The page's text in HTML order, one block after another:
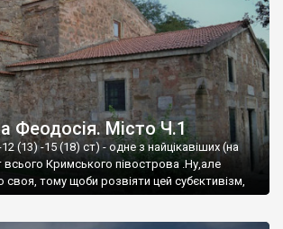
Феодосія. Місто Ч.1
(13) -15 (18) ст) - одне з найцікавіших (на
Кримського півострова .Ну,але
тому щоби розвіяти цей субєктивізм,
це